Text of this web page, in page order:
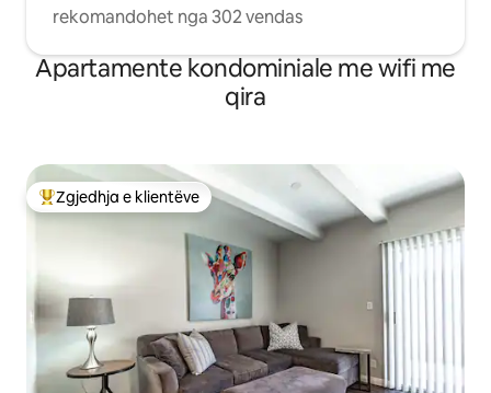
rekomandohet nga 302 vendas
Apartamente kondominiale me wifi me
qira
Më të mirat e zgjedhjeve të klientëve
Zgjedhja e klientëve